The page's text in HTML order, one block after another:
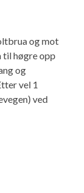
og mot
til høgre opp
og
vel 1
ved